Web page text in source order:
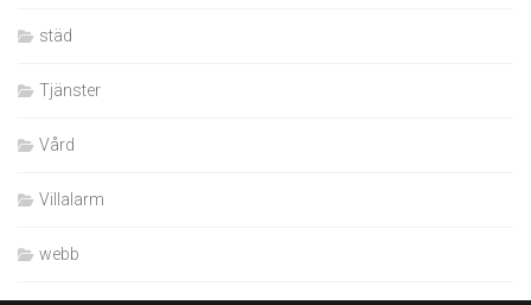
städ
Tjänster
Vård
Villalarm
webb